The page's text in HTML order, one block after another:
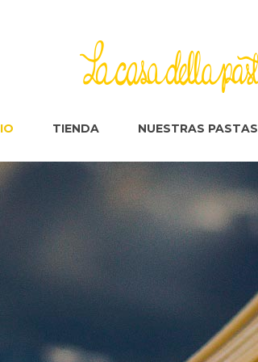
TIENDA NUESTRAS PASTAS